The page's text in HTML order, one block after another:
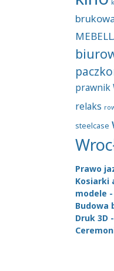
prawnik
relaks
steelcase
Prawo
Kosiarki
modele
Budowa
Druk 3D